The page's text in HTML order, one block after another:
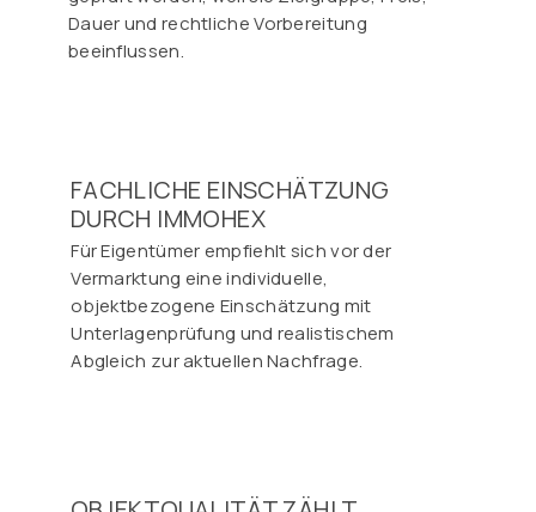
Dauer und rechtliche Vorbereitung
beeinflussen.
FACHLICHE EINSCHÄTZUNG
DURCH IMMOHEX
Für Eigentümer empfiehlt sich vor der
Vermarktung eine individuelle,
objektbezogene Einschätzung mit
Unterlagenprüfung und realistischem
Abgleich zur aktuellen Nachfrage.